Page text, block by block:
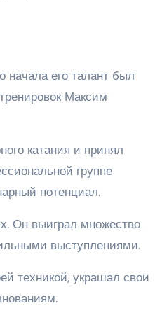
начала его талант был
Максим
катания и принял
группе
потенциал.
Он выиграл множество
выступлениями.
техникой, украшал свои